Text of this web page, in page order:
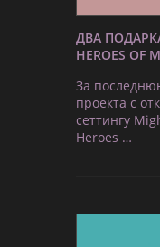
ДВА
HEROES OF
За
проекта с
сеттингу
Heroes …